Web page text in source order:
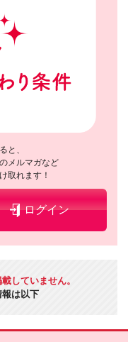
と、
メルマガなど
取れます！
ログイン
していません。
は以下